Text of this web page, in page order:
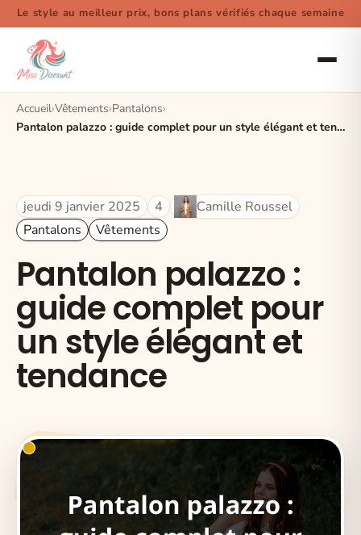
Le style au meilleur prix, bons plans vérifiés chaque semaine
Accueil Vêtements Pantalons
Pantalon palazzo : guide complet pour un style élégant et tendance
jeudi 9 janvier 2025 4
Camille Roussel
Pantalons
Vêtements
Pantalon palazzo :
guide complet pour
un style élégant et
tendance